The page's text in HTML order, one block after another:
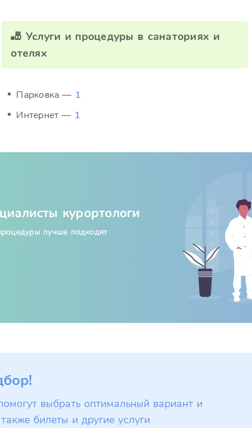
🎳 Услуги и процедуры в санаториях и
отелях
Парковка — 1
Интернет — 1
курортологи
лучше подходят
выбрать оптимальный вариант и
билеты и другие услуги